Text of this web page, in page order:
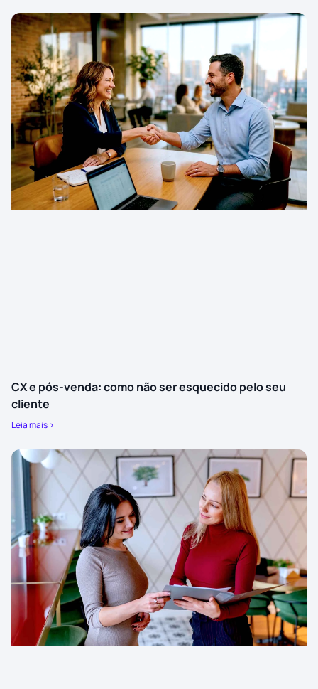
CX e pós-venda: como não ser esquecido pelo seu
cliente
Leia mais >